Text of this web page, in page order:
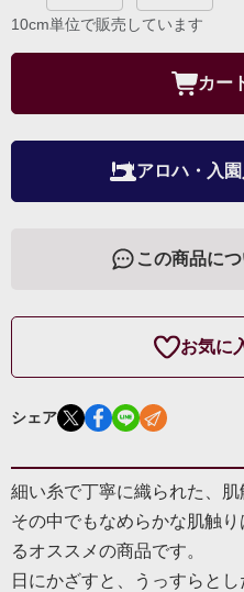
10cm単位で販売しています
カー
アロハ・入
この商品に
お気に
シェア
細い糸で丁寧に織られた、肌
その中でもなめらかな肌触
るオススメの商品です。
日にかざすと、うっすらと